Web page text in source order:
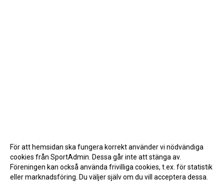
För att hemsidan ska fungera korrekt använder vi nödvändiga
cookies från SportAdmin. Dessa går inte att stänga av.
Föreningen kan också använda frivilliga cookies, t.ex. för statistik
eller marknadsföring. Du väljer själv om du vill acceptera dessa.